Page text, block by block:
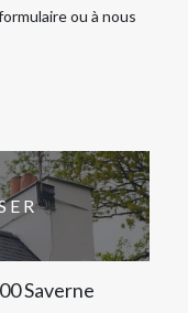
ou à nous
Saverne